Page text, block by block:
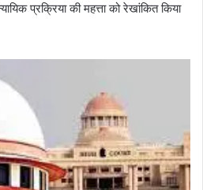
प्रक्रिया की महत्ता को रेखांकित किया